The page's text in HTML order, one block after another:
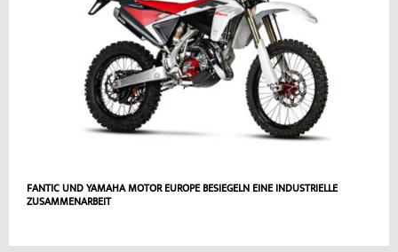
FANTIC UND YAMAHA MOTOR EUROPE BESIEGELN EINE INDUSTRIELLE
ZUSAMMENARBEIT